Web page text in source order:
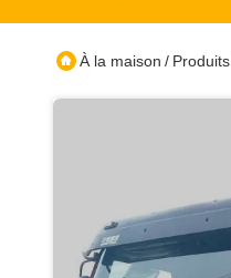
À la maison / Produits